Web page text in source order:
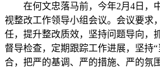
在何文忠落马前，今年2月4日，
视整改工作领导小组会议。会议要求
任，提升整改质效，坚持问题导向，
督导检查，定期跟踪工作进展，坚持“
合，把严的基调、严的措施、严的氛